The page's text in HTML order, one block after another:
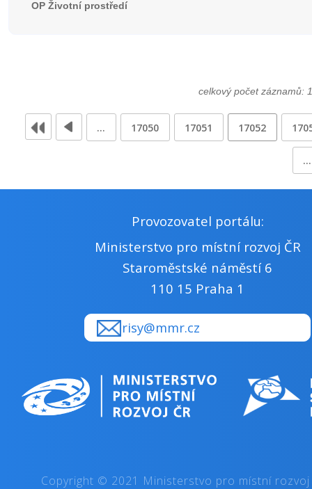
OP Životní prostředí
celkový počet záznamů:
… 17050 17051 17052
…
Provozovatel portálu:
Ministerstvo pro místní rozvoj ČR
Staroměstské náměstí 6
110 15 Praha 1
risy@mmr.cz
Copyright © 2021 Ministerstvo pro místní rozvoj